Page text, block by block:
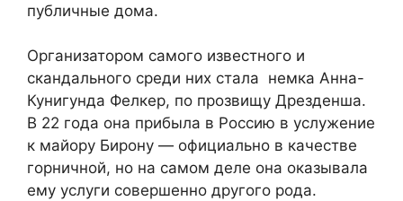
публичные дома.
Организатором самого известного и
скандального среди них стала немка Анна-
Кунигунда Фелкер, по прозвищу Дрезденша.
В 22 года она прибыла в Россию в услужение
к майору Бирону — официально в качестве
горничной, но на самом деле она оказывала
ему услуги совершенно другого рода.